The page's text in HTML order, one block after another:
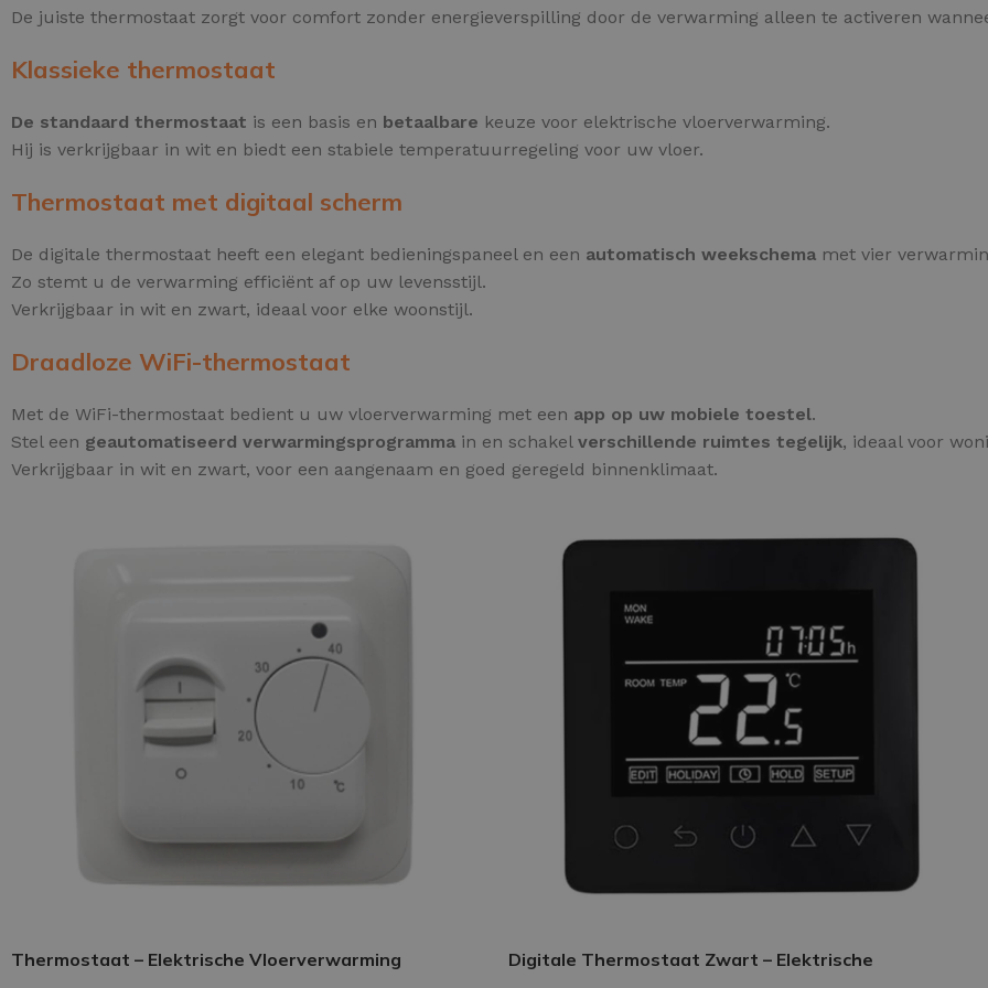
De juiste thermostaat zorgt voor comfort zonder energieverspilling door de verwarming alleen te activeren
Klassieke thermostaat
De standaard thermostaat is een basis en betaalbare keuze voor elektrische vloerverwarming.
Hij is verkrijgbaar in wit en biedt een stabiele temperatuurregeling voor uw vloer.
Thermostaat met digitaal scherm
De digitale thermostaat heeft een elegant bedieningspaneel en een automatisch weekschema met vier
Zo stemt u de verwarming efficiënt af op uw levensstijl.
Verkrijgbaar in wit en zwart, ideaal voor elke woonstijl.
Draadloze WiFi-thermostaat
Met de WiFi-thermostaat bedient u uw vloerverwarming met een app op uw mobiele toestel.
Stel een geautomatiseerd verwarmingsprogramma in en schakel verschillende ruimtes tegelijk, ideaal voor
Verkrijgbaar in wit en zwart, voor een aangenaam en goed geregeld binnenklimaat.
Thermostaat – Elektrische Vloerverwarming
Digitale Thermostaat Zwart – Elektrische